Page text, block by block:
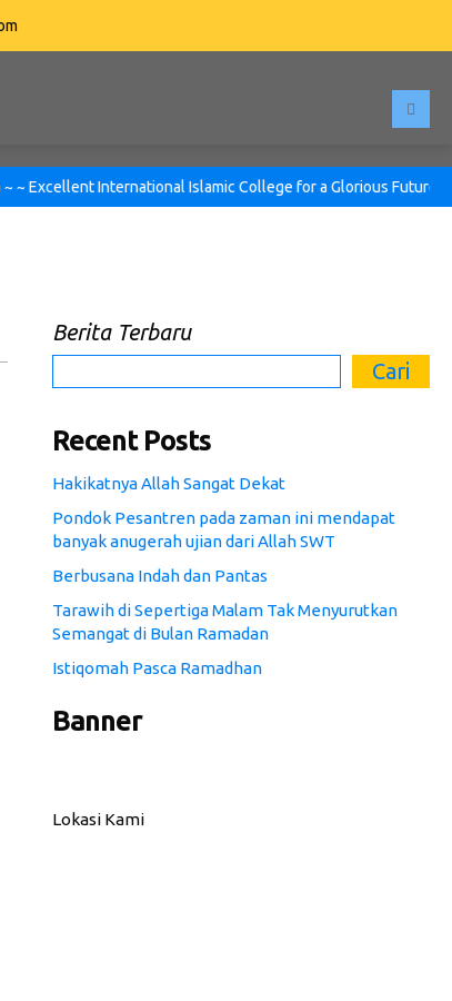
Excellent International Islamic College for a Glorious Future ~ ~
Berita Terbaru
Cari
Recent Posts
Hakikatnya Allah Sangat Dekat
Pondok Pesantren pada zaman ini mendapat
banyak anugerah ujian dari Allah SWT
Berbusana Indah dan Pantas
Tarawih di Sepertiga Malam Tak Menyurutkan
Semangat di Bulan Ramadan
Istiqomah Pasca Ramadhan
Banner
Lokasi Kami